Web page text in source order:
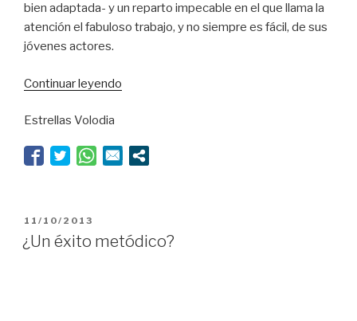
bien adaptada- y un reparto impecable en el que llama la
atención el fabuloso trabajo, y no siempre es fácil, de sus
jóvenes actores.
Continuar leyendo
Estrellas Volodia
PUBLICADO
EL
11/10/2013
¿Un éxito metódico?